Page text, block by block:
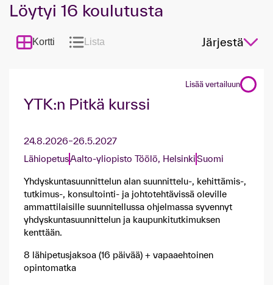
Löytyi 16 koulutusta
Kortti Lista Järjestä
Lisää vertailuun
YTK:n Pitkä kurssi
24.8.2026–26.5.2027
LähiopetusAalto-yliopisto Töölö, HelsinkiSuomi
Yhdyskuntasuunnittelun alan suunnittelu-, kehittämis-,
tutkimus-, konsultointi- ja johtotehtävissä oleville
ammattilaisille suunnitellussa ohjelmassa syvennyt
yhdyskuntasuunnittelun ja kaupunkitutkimuksen
kenttään.
8 lähipetusjaksoa (16 päivää) + vapaaehtoinen
opintomatka